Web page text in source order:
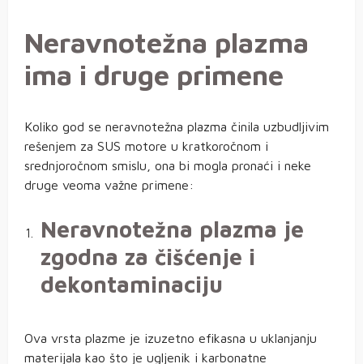
Neravnotežna plazma
ima i druge primene
Koliko god se neravnotežna plazma činila uzbudljivim
rešenjem za SUS motore u kratkoročnom i
srednjoročnom smislu, ona bi mogla pronaći i neke
druge veoma važne primene:
Neravnotežna plazma je
zgodna za čišćenje i
dekontaminaciju
Ova vrsta plazme je izuzetno efikasna u uklanjanju
materijala kao što je ugljenik i karbonatne